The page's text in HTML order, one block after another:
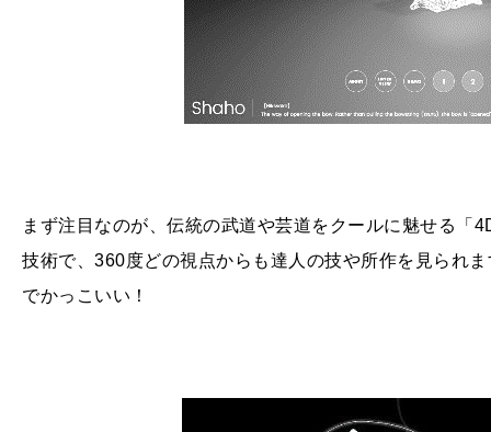
まず注目なのが、伝統の武道や芸道をクールに魅せる「
技術で、360度どの視点からも達人の技や所作を見られ
でかっこいい！